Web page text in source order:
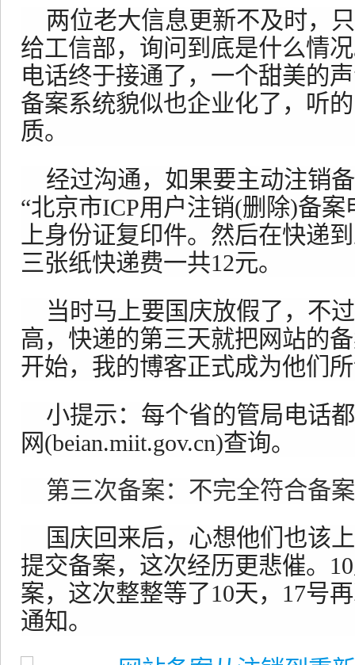
两位老大信息更新不及时，
给工信部，询问到底是什么情
电话终于接通了，一个甜美的
备案系统貌似也企业化了，听
质。
经过沟通，如果要主动注销
“北京市ICP用户注销(删除)备
上身份证复印件。然后在快递
三张纸快递费一共12元。
当时马上要国庆放假了，不
高，快递的第三天就把网站的
开始，我的博客正式成为他们
小提示：每个省的管局电话
网(beian.miit.gov.cn)查询。
第三次备案：不完全符合备
国庆回来后，心想他们也该
提交备案，这次经历更悲催。
案，这次整整等了10天，17号
通知。